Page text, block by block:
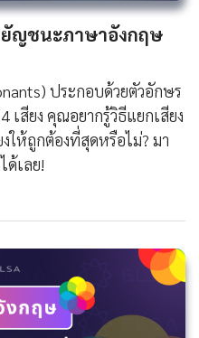
ยัญชนะภาษาอังกฤษ
ประกอบด้วยตัวอักษร
เสียง คุณอยากรู้วิธีแยกเสียง
ให้ถูกต้องที่สุดหรือไม่? มา
ด้เลย!